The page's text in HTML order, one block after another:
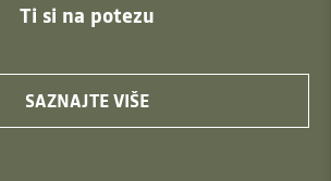
Ti si na potezu
SAZNAJTE VIŠE